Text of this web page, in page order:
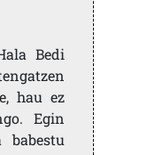
Bedi
hau ez
Egin
babestu